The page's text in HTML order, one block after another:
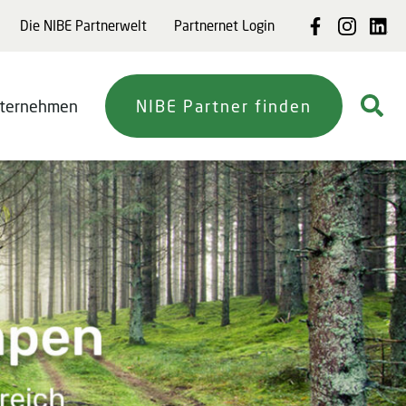
Die NIBE Partnerwelt Partnernet Login
NIBE Partner finden